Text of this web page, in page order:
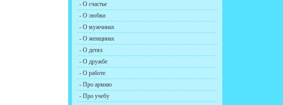
- О счастье
- О любви
- О мужчинах
- О женщинах
- О детях
- О дружбе
- О работе
- Про армию
- Про учебу